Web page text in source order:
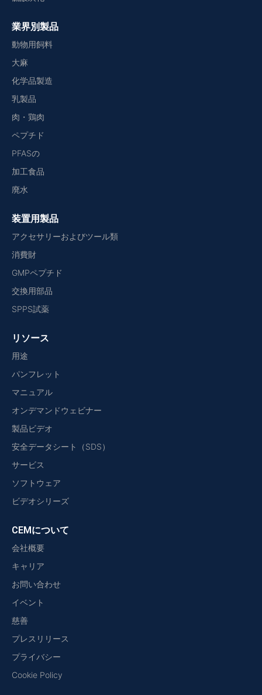
業界別製品
動物用飼料
大麻
化学品製造
乳製品
肉・鶏肉
ペプチド
PFASの
加工食品
廃水
装置用製品
アクセサリーおよびツール類
消費財
GMPペプチド
交換用部品
SPPS試薬
リソース
用途
パンフレット
マニュアル
オンデマンドウェビナー
製品ビデオ
安全データシート（SDS）
サービス
ソフトウェア
ビデオシリーズ
CEMについて
会社概要
キャリア
お問い合わせ
イベント
慈善
プレスリリース
プライバシー
Cookie Policy